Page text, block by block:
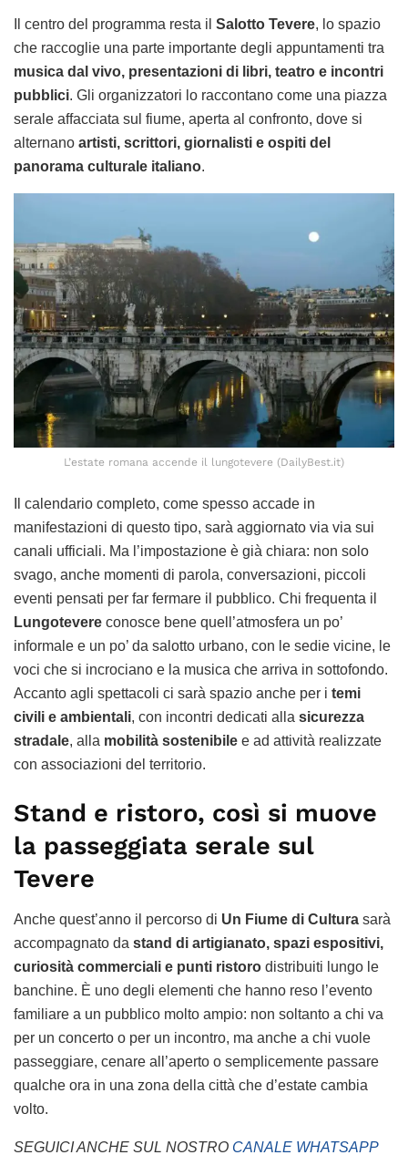
Il centro del programma resta il Salotto Tevere, lo spazio
che raccoglie una parte importante degli appuntamenti tra
musica dal vivo, presentazioni di libri, teatro e incontri
pubblici. Gli organizzatori lo raccontano come una piazza
serale affacciata sul fiume, aperta al confronto, dove si
alternano artisti, scrittori, giornalisti e ospiti del
panorama culturale italiano.
L’estate romana accende il lungotevere (DailyBest.it)
Il calendario completo, come spesso accade in
manifestazioni di questo tipo, sarà aggiornato via via sui
canali ufficiali. Ma l’impostazione è già chiara: non solo
svago, anche momenti di parola, conversazioni, piccoli
eventi pensati per far fermare il pubblico. Chi frequenta il
Lungotevere conosce bene quell’atmosfera un po’
informale e un po’ da salotto urbano, con le sedie vicine, le
voci che si incrociano e la musica che arriva in sottofondo.
Accanto agli spettacoli ci sarà spazio anche per i temi
civili e ambientali, con incontri dedicati alla sicurezza
stradale, alla mobilità sostenibile e ad attività realizzate
con associazioni del territorio.
Stand e ristoro, così si muove
la passeggiata serale sul
Tevere
Anche quest’anno il percorso di Un Fiume di Cultura sarà
accompagnato da stand di artigianato, spazi espositivi,
curiosità commerciali e punti ristoro distribuiti lungo le
banchine. È uno degli elementi che hanno reso l’evento
familiare a un pubblico molto ampio: non soltanto a chi va
per un concerto o per un incontro, ma anche a chi vuole
passeggiare, cenare all’aperto o semplicemente passare
qualche ora in una zona della città che d’estate cambia
volto.
SEGUICI ANCHE SUL NOSTRO CANALE WHATSAPP